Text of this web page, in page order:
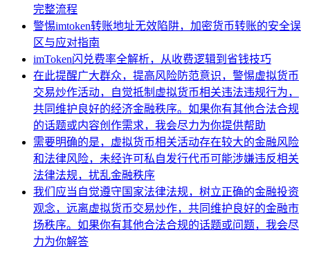
完整流程
警惕imtoken转账地址无效陷阱，加密货币转账的安全误
区与应对指南
imToken闪兑费率全解析，从收费逻辑到省钱技巧
在此提醒广大群众，提高风险防范意识，警惕虚拟货币
交易炒作活动，自觉抵制虚拟货币相关违法违规行为，
共同维护良好的经济金融秩序。如果你有其他合法合规
的话题或内容创作需求，我会尽力为你提供帮助
需要明确的是，虚拟货币相关活动存在较大的金融风险
和法律风险，未经许可私自发行代币可能涉嫌违反相关
法律法规，扰乱金融秩序
我们应当自觉遵守国家法律法规，树立正确的金融投资
观念，远离虚拟货币交易炒作，共同维护良好的金融市
场秩序。如果你有其他合法合规的话题或问题，我会尽
力为你解答